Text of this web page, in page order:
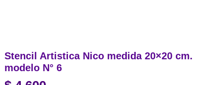
Stencil Artistica Nico medida 20×20 cm.
modelo N° 6